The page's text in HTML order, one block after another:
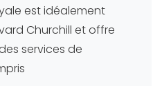
est idéalement
Churchill et offre
services de